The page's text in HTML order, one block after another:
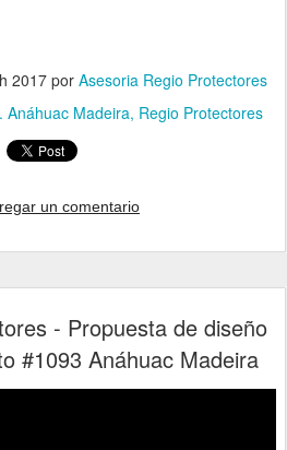
2017por Asesoria Regio Protectores
Anáhuac Madeira Regio Protectores
un comentario
- Propuesta de diseño
#1093 Anáhuac Madeira